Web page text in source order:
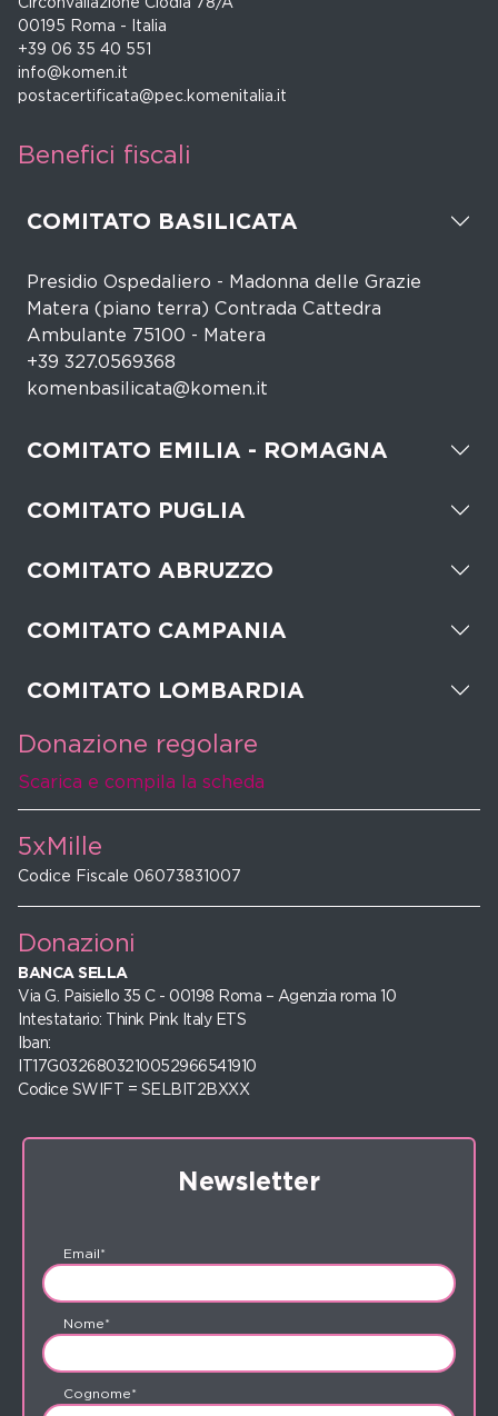
00195 Roma - Italia
+39 06 35 40 551
info@komen.it
postacertificata@pec.komenitalia.it
Benefici fiscali
COMITATO BASILICATA
Presidio Ospedaliero - Madonna delle Grazie
Matera (piano terra) Contrada Cattedra
Ambulante 75100 - Matera
+39 327.0569368
komenbasilicata@komen.it
COMITATO EMILIA - ROMAGNA
COMITATO PUGLIA
COMITATO ABRUZZO
COMITATO CAMPANIA
COMITATO LOMBARDIA
Donazione regolare
Scarica e compila la scheda
5xMille
Codice Fiscale 06073831007
Donazioni
BANCA SELLA
Via G. Paisiello 35 C - 00198 Roma – Agenzia roma 10
Intestatario: Think Pink Italy ETS
Iban:
IT17G0326803210052966541910
Codice SWIFT = SELBIT2BXXX
Newsletter
Email*
Nome*
Cognome*